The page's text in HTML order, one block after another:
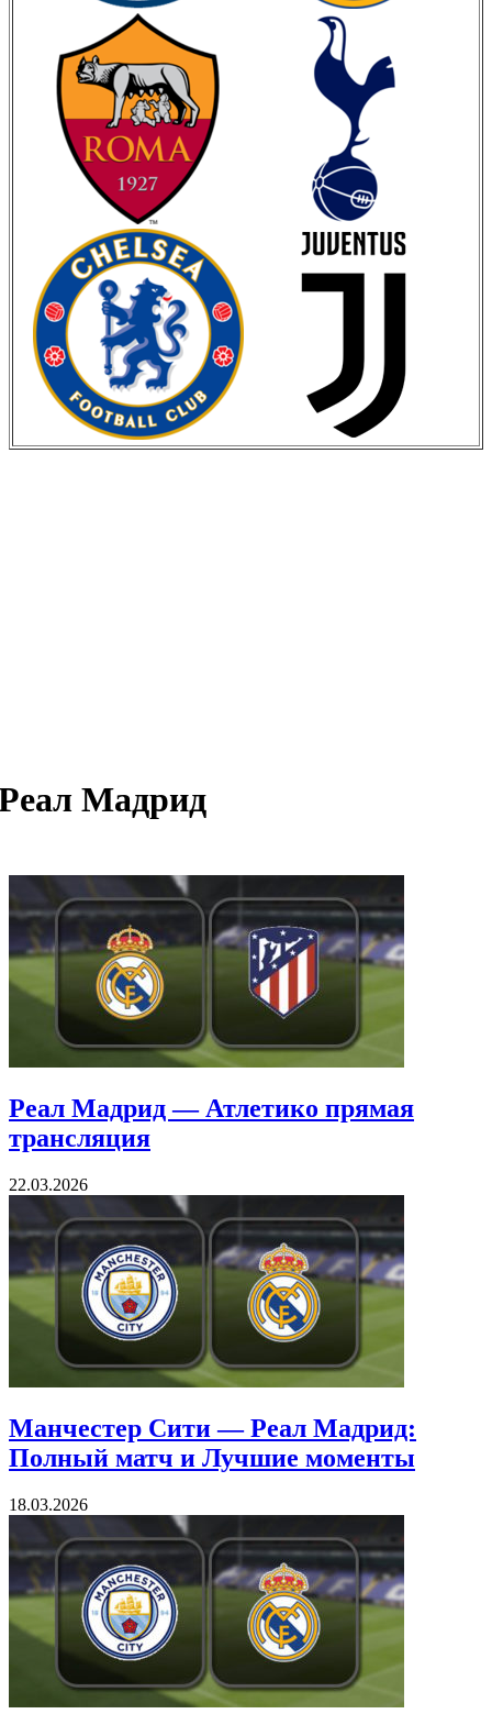
Мадрид
Реал Мадрид — Атлетико прямая
трансляция
22.03.2026
Манчестер Сити — Реал Мадрид:
Полный матч и Лучшие моменты
18.03.2026